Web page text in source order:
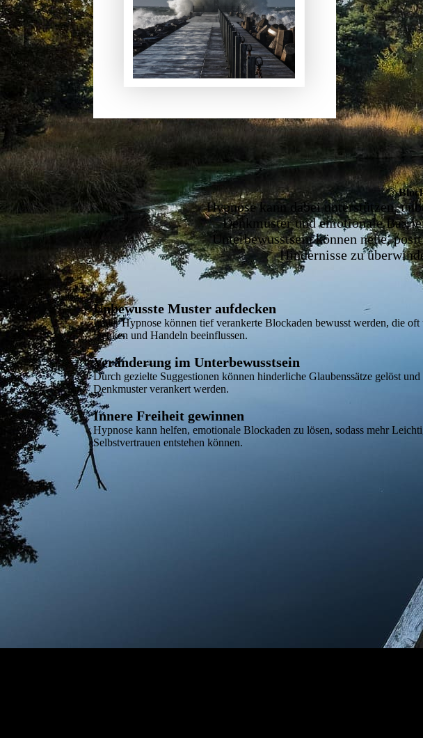
Hypnose kann dabei unterstützen,
Denkmuster und emotionale
Unterbewusstsein können neue,
Hindernisse zu
Unbewusste Muster aufdecken
In der Hypnose können tief verankerte Blockaden bewusst werden, die oft
Denken und Handeln beeinflussen.
Veränderung im Unterbewusstsein
Durch gezielte Suggestionen können hinderliche Glaubenssätze gelöst
Denkmuster verankert werden.
Innere Freiheit gewinnen
Hypnose kann helfen, emotionale Blockaden zu lösen, sodass mehr
Selbstvertrauen entstehen können.